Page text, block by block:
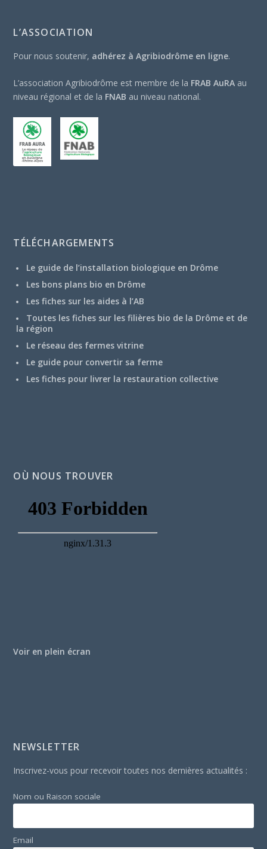
L’ASSOCIATION
Pour nous soutenir, adhérez à Agribiodrôme en ligne.
L’association Agribiodrôme est membre de la FRAB AuRA au
niveau régional et de la FNAB au niveau national.
TÉLÉCHARGEMENTS
Le guide de l’installation biologique en Drôme
Les bons plans bio en Drôme
Les fiches sur les aides à l’AB
Toutes les fiches sur les filières bio de la Drôme et de
la région
Le réseau des fermes vitrine
Le guide pour convertir sa ferme
Les fiches pour livrer la restauration collective
OÙ NOUS TROUVER
Voir en plein écran
NEWSLETTER
Inscrivez-vous pour recevoir toutes nos dernières actualités :
Nom ou Raison sociale
Email